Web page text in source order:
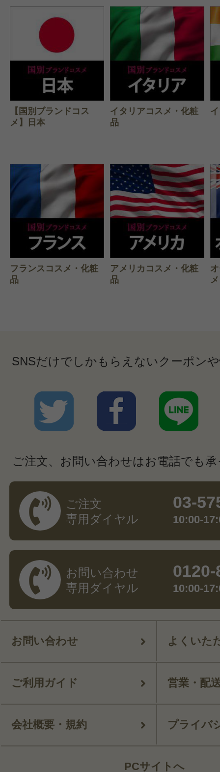
【国別ブランドコス
メ】日本
イタリアコスメ・化粧
品
フランスコスメ・化粧
品
アメリカコスメ・化粧
品
SNSだけでしかもらえないクーポン
ご注文、お問い合わせはお電話でも
ご注文
専用ダイヤル
03-
10:00-
お問い合わせ
専用ダイヤル
10:00-
お問い合わせ よくいた
ご利用ガイド 営業・配
会社概要・規約 プライバ
PCサイトへ